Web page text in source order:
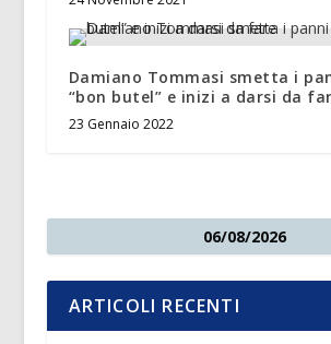
Damiano Tommasi smetta i
“bon butel” e inizi a darsi da
23 Gennaio 2022
06/08/2026
ARTICOLI RECENTI